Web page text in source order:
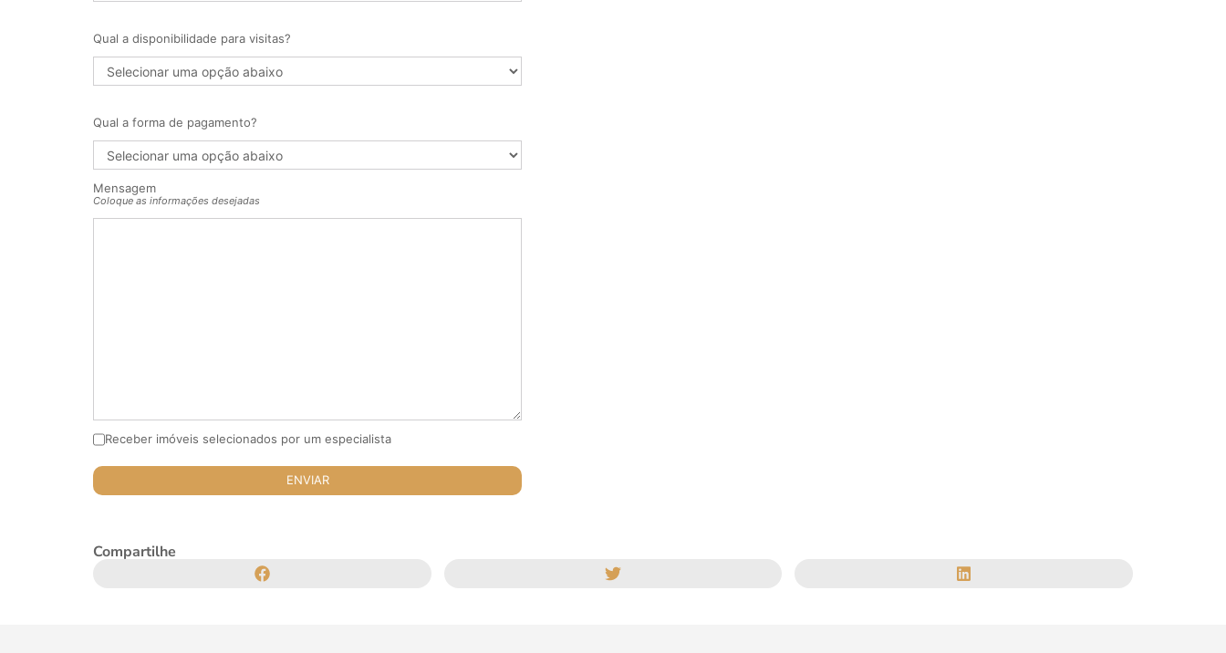
Qual a disponibilidade para visitas?
Qual a forma de pagamento?
Mensagem
Coloque as informações desejadas
Receber imóveis selecionados por um especialista
Compartilhe